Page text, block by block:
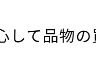
して品物